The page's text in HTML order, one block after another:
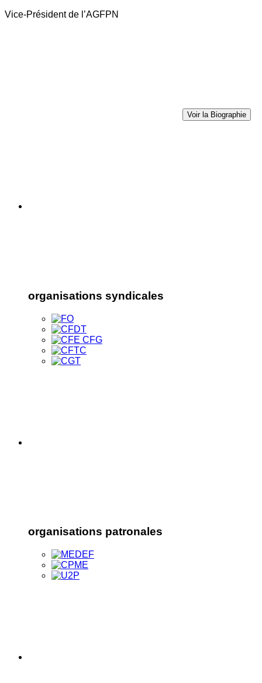
Vice-Président de l’AGFPN
Voir la Biographie
organisations syndicales
organisations patronales